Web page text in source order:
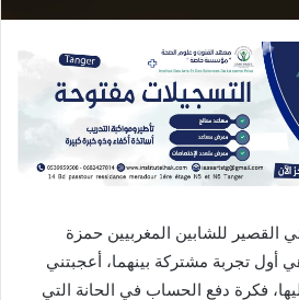
القصير للشابين المغربيين حمزة
أول تجربة مشتركة بينهما، أعجبتني
فكرة دفع الحساب في الحانة التي